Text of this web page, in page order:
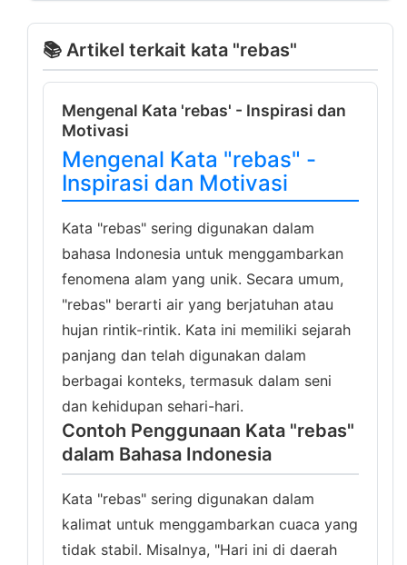
📚 Artikel terkait kata "rebas"
Mengenal Kata 'rebas' - Inspirasi dan
Motivasi
Mengenal Kata "rebas" -
Inspirasi dan Motivasi
Kata "rebas" sering digunakan dalam
bahasa Indonesia untuk menggambarkan
fenomena alam yang unik. Secara umum,
"rebas" berarti air yang berjatuhan atau
hujan rintik-rintik. Kata ini memiliki sejarah
panjang dan telah digunakan dalam
berbagai konteks, termasuk dalam seni
dan kehidupan sehari-hari.
Contoh Penggunaan Kata "rebas"
dalam Bahasa Indonesia
Kata "rebas" sering digunakan dalam
kalimat untuk menggambarkan cuaca yang
tidak stabil. Misalnya, "Hari ini di daerah